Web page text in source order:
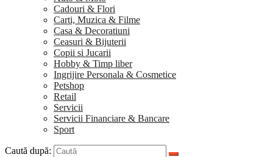
Cadouri & Flori
Carti, Muzica & Filme
Casa & Decoratiuni
Ceasuri & Bijuterii
Copii si Jucarii
Hobby & Timp liber
Ingrijire Personala & Cosmetice
Petshop
Retail
Servicii
Servicii Financiare & Bancare
Sport
Caută după: